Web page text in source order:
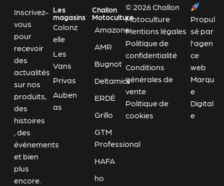
Inscrivez-
vous
pour
recevoir
des
actualités
sur nos
produits,
des
histoires
, des
événements
et bien
plus
encore.
Les
magasins
Colonz
elle
Les
Vans
Privas
Auben
as
Challon
Motoculture
Amazone
AMR
Bugnot
Deltamics
ERDÉ
Grillo
GTM
Professional
HAFA
ho
© 2026 Challon
Motoculture
Mentions légales
Politique de
confidentialité
Conditions
générales de
vente
Politique de
cookies
Propul
sé par
l'agen
ce
web
Marqu
e
Digital
e